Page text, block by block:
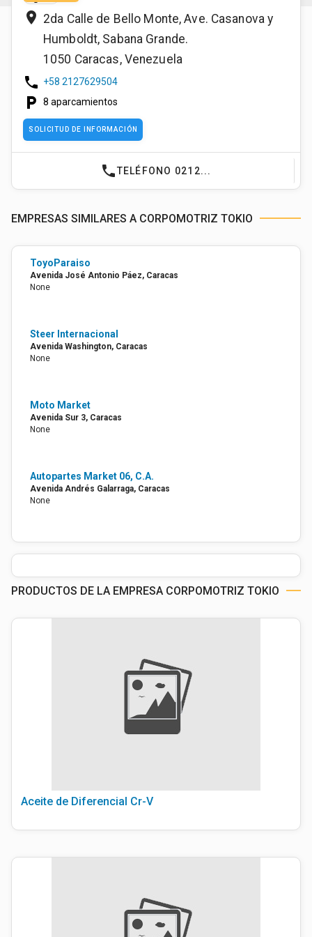
place 2da Calle de Bello Monte, Ave. Casanova y
Humboldt, Sabana Grande.
1050 Caracas, Venezuela
phone +58 2127629504
local_parking 8 aparcamientos
SOLICITUD DE INFORMACIÓN
phoneTELÉFONO 0212...
EMPRESAS SIMILARES A CORPOMOTRIZ TOKIO
ToyoParaiso
Avenida José Antonio Páez, Caracas
None
Steer Internacional
Avenida Washington, Caracas
None
Moto Market
Avenida Sur 3, Caracas
None
Autopartes Market 06, C.A.
Avenida Andrés Galarraga, Caracas
None
PRODUCTOS DE LA EMPRESA CORPOMOTRIZ TOKIO
Aceite de Diferencial Cr-V